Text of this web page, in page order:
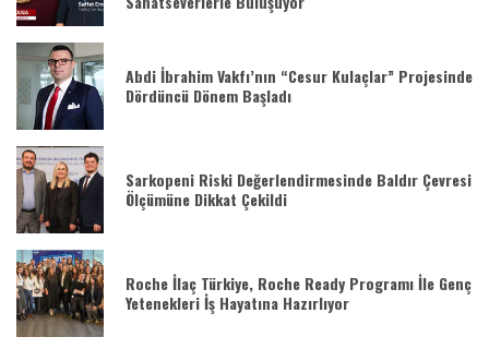
Abdi İbrahim Vakfı’nın “Cesur Kulaçlar” Projesinde
Dördüncü Dönem Başladı
Sarkopeni Riski Değerlendirmesinde Baldır Çevresi
Ölçümüne Dikkat Çekildi
Roche İlaç Türkiye, Roche Ready Programı İle Genç
Yetenekleri İş Hayatına Hazırlıyor